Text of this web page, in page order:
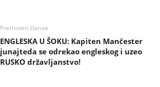
Prethodni članak
ENGLESKA U ŠOKU: Kapiten Mančester
junajteda se odrekao engleskog i uzeo
RUSKO državljanstvo!